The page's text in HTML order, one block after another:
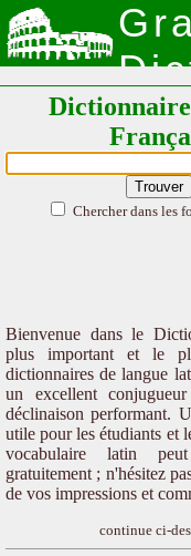
Chercher dans les
Bienvenue dans le
plus important et le
dictionnaires de langue
un excellent
déclinaison performant.
utile pour les étudiants et
vocabulaire latin
gratuitement ; n'hésitez
de vos impressions et
continue ci-